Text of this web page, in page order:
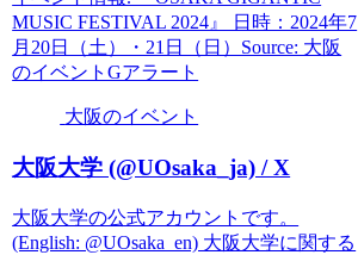
MUSIC FESTIVAL 2024』 日時：2024年7
月20日（土）・21日（日）Source: 大阪
のイベントGアラート
大阪のイベント
大阪大学 (@UOsaka_ja) / X
大阪大学の公式アカウントです。
(English: @UOsaka_en) 大阪大学に関する